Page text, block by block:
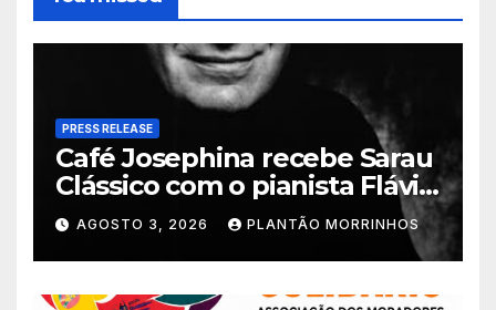
PRESS RELEASE
Café Josephina recebe Sarau
Clássico com o pianista Flávio
Varani nesta terça-feira
AGOSTO 3, 2026 PLANTÃO MORRINHOS